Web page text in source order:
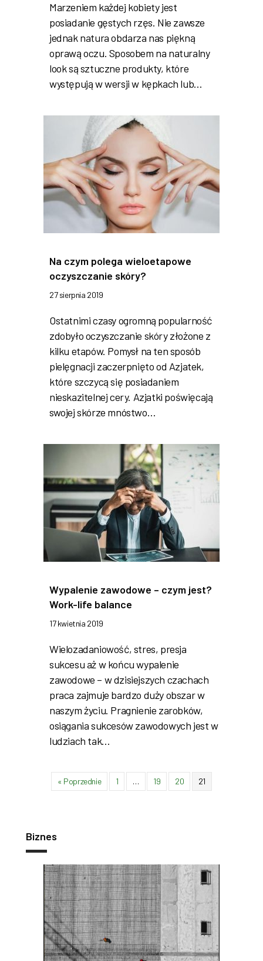
Marzeniem każdej kobiety jest
posiadanie gęstych rzęs. Nie zawsze
jednak natura obdarza nas piękną
oprawą oczu. Sposobem na naturalny
look są sztuczne produkty, które
występują w wersji w kępkach lub…
Na czym polega wieloetapowe
oczyszczanie skóry?
27 sierpnia 2019
Ostatnimi czasy ogromną popularność
zdobyło oczyszczanie skóry złożone z
kilku etapów. Pomysł na ten sposób
pielęgnacji zaczerpnięto od Azjatek,
które szczycą się posiadaniem
nieskazitelnej cery. Azjatki poświęcają
swojej skórze mnóstwo…
Wypalenie zawodowe – czym jest?
Work-life balance
17 kwietnia 2019
Wielozadaniowość, stres, presja
sukcesu aż w końcu wypalenie
zawodowe – w dzisiejszych czachach
praca zajmuje bardzo duży obszar w
naszym życiu. Pragnienie zarobków,
osiągania sukcesów zawodowych jest w
ludziach tak…
« Poprzednie 1 … 19 20 21
Biznes